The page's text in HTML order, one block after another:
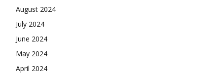
August 2024
July 2024
June 2024
May 2024
April 2024